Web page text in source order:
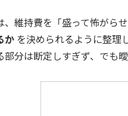
、維持費を「盛って怖がら
か を決められるように整理
部分は断定しすぎず、でも